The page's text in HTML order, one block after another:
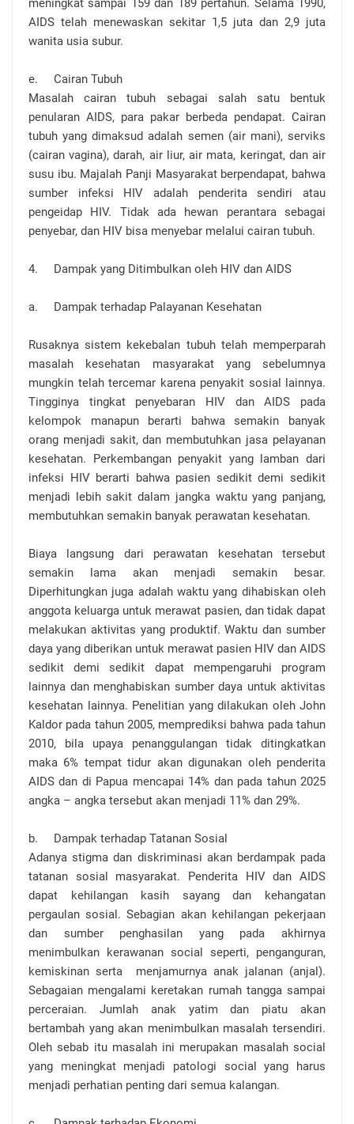
meningkat sampai 159 dan 189 pertahun. Selama 1990,
AIDS telah menewaskan sekitar 1,5 juta dan 2,9 juta
wanita usia subur.
e.
Cairan Tubuh
Masalah cairan tubuh sebagai salah satu bentuk
penularan AIDS, para pakar berbeda pendapat. Cairan
tubuh yang dimaksud adalah semen (air mani), serviks
(cairan vagina), darah, air liur, air mata, keringat, dan air
susu ibu. Majalah Panji Masyarakat berpendapat, bahwa
sumber infeksi HIV adalah penderita sendiri atau
pengeidap HIV. Tidak ada hewan perantara sebagai
penyebar, dan HIV bisa menyebar melalui cairan tubuh.
4. Dampak yang Ditimbulkan oleh HIV dan AIDS
a. Dampak terhadap Palayanan Kesehatan
Rusaknya sistem kekebalan tubuh telah memperparah
masalah kesehatan masyarakat yang sebelumnya
mungkin telah tercemar karena penyakit sosial lainnya.
Tingginya tingkat penyebaran HIV dan AIDS pada
kelompok manapun berarti bahwa semakin banyak
orang menjadi sakit, dan membutuhkan jasa pelayanan
kesehatan. Perkembangan penyakit yang lamban dari
infeksi HIV berarti bahwa pasien sedikit demi sedikit
menjadi lebih sakit dalam jangka waktu yang panjang,
membutuhkan semakin banyak perawatan kesehatan.
Biaya langsung dari perawatan kesehatan tersebut
semakin lama akan menjadi semakin besar.
Diperhitungkan juga adalah waktu yang dihabiskan oleh
anggota keluarga untuk merawat pasien, dan tidak dapat
melakukan aktivitas yang produktif. Waktu dan sumber
daya yang diberikan untuk merawat pasien HIV dan AIDS
sedikit demi sedikit dapat mempengaruhi program
lainnya dan menghabiskan sumber daya untuk aktivitas
kesehatan lainnya. Penelitian yang dilakukan oleh John
Kaldor pada tahun 2005, memprediksi bahwa pada tahun
2010, bila upaya penanggulangan tidak ditingkatkan
maka 6% tempat tidur akan digunakan oleh penderita
AIDS dan di Papua mencapai 14% dan pada tahun 2025
angka – angka tersebut akan menjadi 11% dan 29%.
b.
Dampak terhadap Tatanan Sosial
Adanya stigma dan diskriminasi akan berdampak pada
tatanan sosial masyarakat. Penderita HIV dan AIDS
dapat kehilangan kasih sayang dan kehangatan
pergaulan sosial. Sebagian akan kehilangan pekerjaan
dan sumber penghasilan yang pada akhirnya
menimbulkan kerawanan social seperti, penganguran,
kemiskinan serta menjamurnya anak jalanan (anjal).
Sebagaian mengalami keretakan rumah tangga sampai
perceraian. Jumlah anak yatim dan piatu akan
bertambah yang akan menimbulkan masalah tersendiri.
Oleh sebab itu masalah ini merupakan masalah social
yang meningkat menjadi patologi social yang harus
menjadi perhatian penting dari semua kalangan.